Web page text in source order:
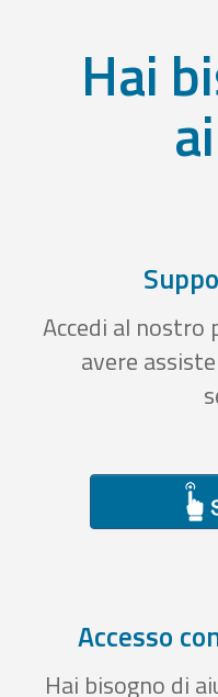
Hai
Accedi al
avere
Accesso
Hai bisogno di